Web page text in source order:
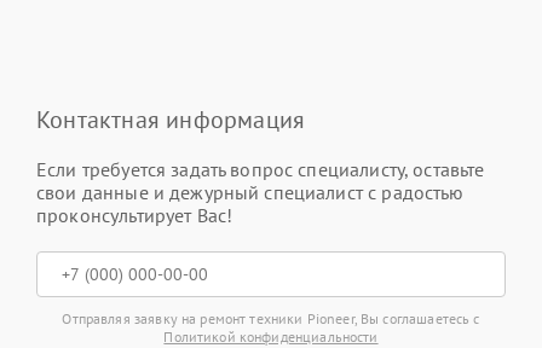
Контактная информация
Если требуется задать вопрос специалисту, оставьте
свои данные и дежурный специалист с радостью
проконсультирует Вас!
Отправляя заявку на ремонт техники Pioneer, Вы соглашаетесь с
Политикой конфиденциальности